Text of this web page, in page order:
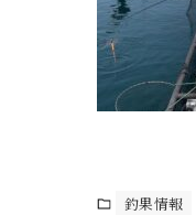
釣果情報